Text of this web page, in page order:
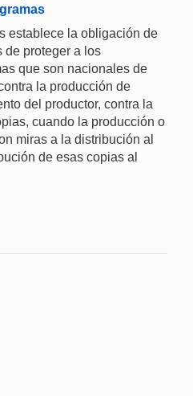
establece la obligación de
de proteger a los
que son nacionales de
la producción de
del productor, contra la
cuando la producción o
miras a la distribución al
de esas copias al